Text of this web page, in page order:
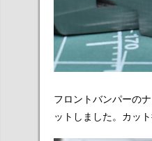
フロントバンパーの
ットしました。カッ